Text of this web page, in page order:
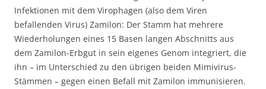
Infektionen mit dem Virophagen (also dem Viren
befallenden Virus) Zamilon: Der Stamm hat mehrere
Wiederholungen eines 15 Basen langen Abschnitts aus
dem Zamilon-Erbgut in sein eigenes Genom integriert, die
ihn – im Unterschied zu den übrigen beiden Mimivirus-
Stämmen – gegen einen Befall mit Zamilon immunisieren.